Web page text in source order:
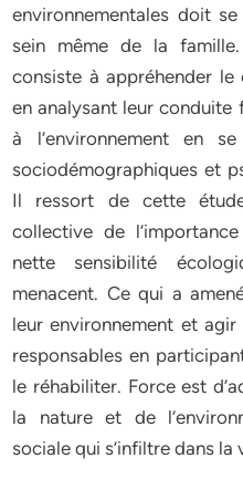
environnementales doit
sein même de la
consiste à appréhender
en analysant leur
à l’environnement en
sociodémographiques et
Il ressort de cette
collective de
nette sensibilité
menacent. Ce qui a
leur environnement et
responsables en
le réhabiliter. Force est
la nature et de
sociale qui s’infiltre dans